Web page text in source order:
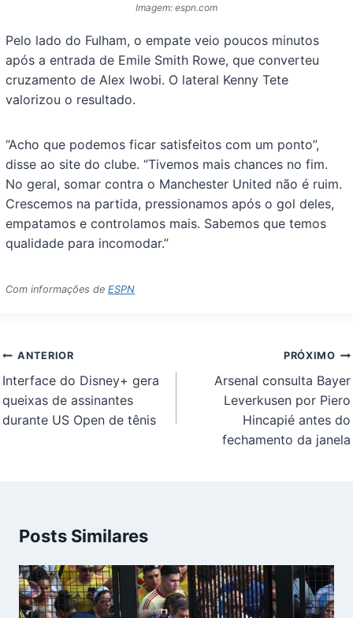
Imagem: espn.com
Pelo lado do Fulham, o empate veio poucos minutos
após a entrada de Emile Smith Rowe, que converteu
cruzamento de Alex Iwobi. O lateral Kenny Tete
valorizou o resultado.
“Acho que podemos ficar satisfeitos com um ponto”,
disse ao site do clube. “Tivemos mais chances no fim.
No geral, somar contra o Manchester United não é ruim.
Crescemos na partida, pressionamos após o gol deles,
empatamos e controlamos mais. Sabemos que temos
qualidade para incomodar.”
Com informações deESPN
Navegação
de
Post
ANTERIOR
Interface do Disney+ gera
queixas de assinantes
durante US Open de tênis
PRÓXIMO
Arsenal consulta Bayer
Leverkusen por Piero
Hincapié antes do
fechamento da janela
Posts Similares